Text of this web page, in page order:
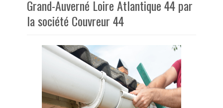
Grand-Auverné Loire Atlantique 44 par
la société Couvreur 44